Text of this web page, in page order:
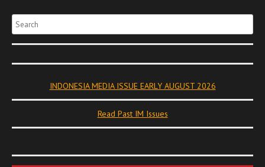
Search
INDONESIA MEDIA ISSUE EARLY AUGUST 2026
Read Past IM Issues